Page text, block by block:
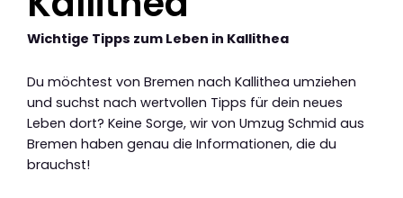
Wichtige Tipps zum Leben in Kallithea
Du möchtest von Bremen nach Kallithea umziehen
und suchst nach wertvollen Tipps für dein neues
Leben dort? Keine Sorge, wir von Umzug Schmid aus
Bremen haben genau die Informationen, die du
brauchst!